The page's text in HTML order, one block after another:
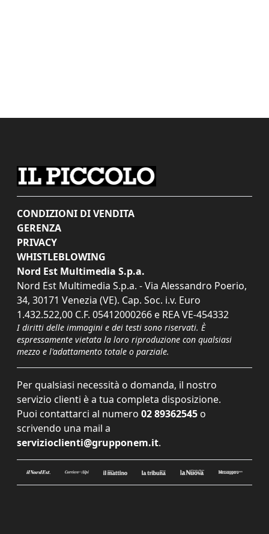
CONDIZIONI DI VENDITA
GERENZA
PRIVACY
WHISTLEBLOWING
Nord Est Multimedia S.p.a.
Nord Est Multimedia S.p.a. - Via Alessandro Poerio,
34, 30171 Venezia (VE). Cap. Soc. i.v. Euro
1.432.522,00 C.F. 05412000266 e REA VE-454332
I diritti delle immagini e dei testi sono riservati. È
espressamente vietata la loro riproduzione con qualsiasi
mezzo e l'adattamento totale o parziale.
Per qualsiasi necessità o domanda, il nostro
servizio clienti è a tua completa disposizione.
Puoi contattarci al numero 02 89362545 o
scrivendo una mail a
servizioclienti@grupponem.it.